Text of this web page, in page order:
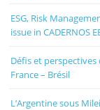
ESG, Risk
issue in CADERNOS
Défis et perspectives
France – Brésil
L’Argentine sous